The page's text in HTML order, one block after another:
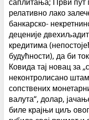
релативно лако
банкарско-
деценије
кредитима
будућности), да би
Ковида тај новац за
неконтролисано
сопствених
валута“, долар,
биле крајњи циљ